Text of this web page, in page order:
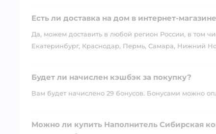
Есть ли доставка на дом в интернет-
Да, можем доставить в любой регион России, в том
Екатеринбург, Краснодар, Пермь, Самара, Нижний
Будет ли начислен кэшбэк за покупку?
Вам будет начислено 29 бонусов. Бонусами можно
Можно ли купить Наполнитель Сибирская